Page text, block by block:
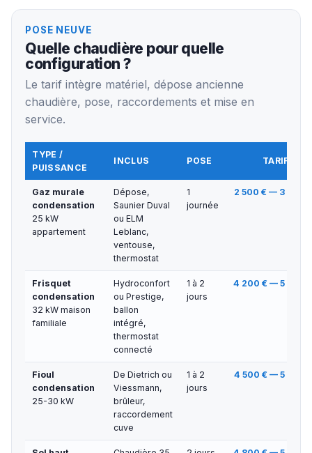
POSE NEUVE
Quelle chaudière pour quelle
configuration ?
Le tarif intègre matériel, dépose ancienne
chaudière, pose, raccordements et mise en
service.
TYPE /
PUISSANCE
INCLUS POSE TARIF TTC
Gaz murale
condensation
25 kW
appartement
Dépose,
Saunier Duval
ou ELM
Leblanc,
ventouse,
thermostat
1
journée
2 500 € — 3 500 €
Frisquet
condensation
32 kW maison
familiale
Hydroconfort
ou Prestige,
ballon
intégré,
thermostat
connecté
1 à 2
jours
4 200 € — 5 500 €
Fioul
condensation
25-30 kW
De Dietrich ou
Viessmann,
brûleur,
raccordement
cuve
1 à 2
jours
4 500 € — 5 500 €